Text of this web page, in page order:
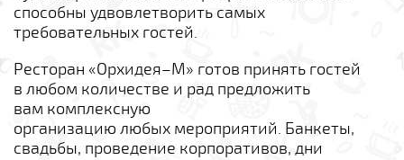
способны удвовлетворить самых
требовательных гостей.
Ресторан «Орхидея–М» готов принять гостей
в любом количестве и рад предложить
вам комплексную
организацию любых мероприятий. Банкеты,
свадьбы, проведение корпоративов, дни